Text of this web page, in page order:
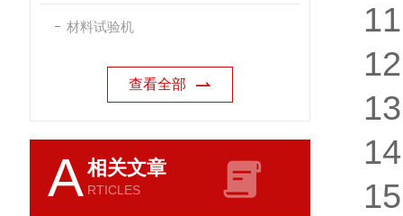
材料试验机
查看全部
A相关文章
RTICLES